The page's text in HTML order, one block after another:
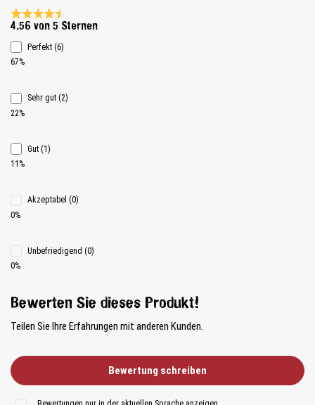
Durchschnittliche Bewertung 4.5 von 5 Sternen
4.56 von 5 Sternen
Perfekt (6)
67%
Sehr gut (2)
22%
Gut (1)
11%
Akzeptabel (0)
0%
Unbefriedigend (0)
0%
Bewerten Sie dieses Produkt!
Teilen Sie Ihre Erfahrungen mit anderen Kunden.
Bewertung schreiben